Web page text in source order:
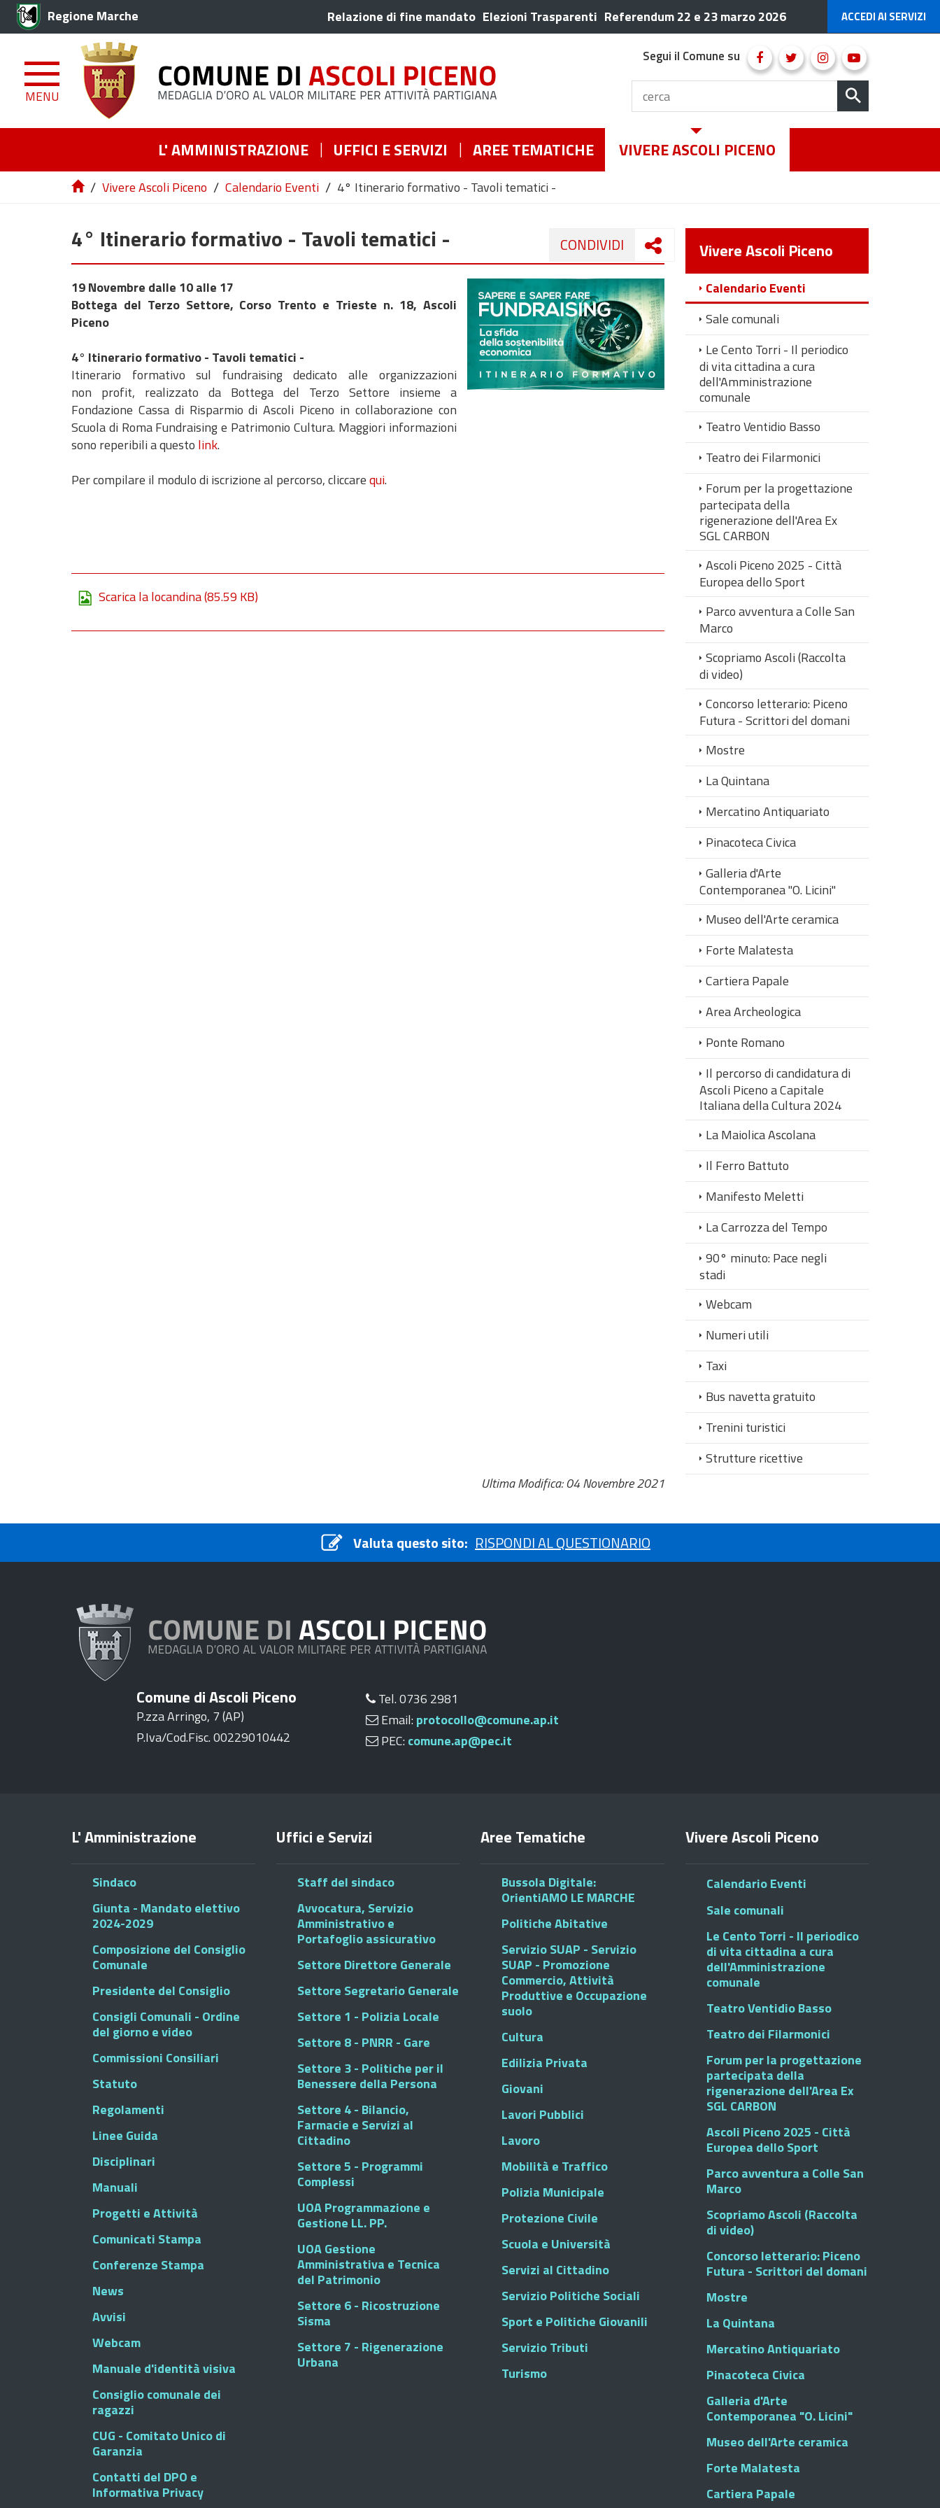
Regione Marche Relazione di fine mandato Elezioni Trasparenti Referendum 22 e 23 marzo 2026 ACCEDI AI SERVIZI
MENU
Segui il Comune su
L' AMMINISTRAZIONE UFFICI E SERVIZI AREE TEMATICHE VIVERE ASCOLI PICENO
/ Vivere Ascoli Piceno / Calendario Eventi / 4° Itinerario formativo - Tavoli tematici -
CONDIVIDI
4° Itinerario formativo - Tavoli tematici -
19 Novembre dalle 10 alle 17
Bottega del Terzo Settore, Corso Trento e Trieste n. 18, Ascoli
Piceno
4° Itinerario formativo - Tavoli tematici -
Itinerario formativo sul fundraising dedicato alle organizzazioni
non profit, realizzato da Bottega del Terzo Settore insieme a
Fondazione Cassa di Risparmio di Ascoli Piceno in collaborazione con
Scuola di Roma Fundraising e Patrimonio Cultura. Maggiori informazioni
sono reperibili a questo link.
Per compilare il modulo di iscrizione al percorso, cliccarequi.
Scarica la locandina(85.59 KB)
Vivere Ascoli Piceno
Calendario Eventi
Sale comunali
Le Cento Torri - Il periodico
di vita cittadina a cura
dell'Amministrazione
comunale
Teatro Ventidio Basso
Teatro dei Filarmonici
Forum per la progettazione
partecipata della
rigenerazione dell'Area Ex
SGL CARBON
Ascoli Piceno 2025 - Città
Europea dello Sport
Parco avventura a Colle San
Marco
Scopriamo Ascoli (Raccolta
di video)
Concorso letterario: Piceno
Futura - Scrittori del domani
Mostre
La Quintana
Mercatino Antiquariato
Pinacoteca Civica
Galleria d'Arte
Contemporanea "O. Licini"
Museo dell'Arte ceramica
Forte Malatesta
Cartiera Papale
Area Archeologica
Ponte Romano
Il percorso di candidatura di
Ascoli Piceno a Capitale
Italiana della Cultura 2024
La Maiolica Ascolana
Il Ferro Battuto
Manifesto Meletti
La Carrozza del Tempo
90° minuto: Pace negli
stadi
Webcam
Numeri utili
Taxi
Bus navetta gratuito
Trenini turistici
Strutture ricettive
Ultima Modifica: 04 Novembre 2021
Valuta questo sito: RISPONDI AL QUESTIONARIO
Comune di Ascoli Piceno
P.zza Arringo, 7 (AP)
P.Iva/Cod.Fisc. 00229010442
Tel. 0736 2981
Email: protocollo@comune.ap.it
PEC: comune.ap@pec.it
L' Amministrazione
Sindaco
Giunta - Mandato elettivo
2024-2029
Composizione del Consiglio
Comunale
Presidente del Consiglio
Consigli Comunali - Ordine
del giorno e video
Commissioni Consiliari
Statuto
Regolamenti
Linee Guida
Disciplinari
Manuali
Progetti e Attività
Comunicati Stampa
Conferenze Stampa
News
Avvisi
Webcam
Manuale d'identità visiva
Consiglio comunale dei
ragazzi
CUG - Comitato Unico di
Garanzia
Contatti del DPO e
Informativa Privacy
Uffici e Servizi
Staff del sindaco
Avvocatura, Servizio
Amministrativo e
Portafoglio assicurativo
Settore Direttore Generale
Settore Segretario Generale
Settore 1 - Polizia Locale
Settore 8 - PNRR - Gare
Settore 3 - Politiche per il
Benessere della Persona
Settore 4 - Bilancio,
Farmacie e Servizi al
Cittadino
Settore 5 - Programmi
Complessi
UOA Programmazione e
Gestione LL. PP.
UOA Gestione
Amministrativa e Tecnica
del Patrimonio
Settore 6 - Ricostruzione
Sisma
Settore 7 - Rigenerazione
Urbana
Aree Tematiche
Bussola Digitale:
OrientiAMO LE MARCHE
Politiche Abitative
Servizio SUAP - Servizio
SUAP - Promozione
Commercio, Attività
Produttive e Occupazione
suolo
Cultura
Edilizia Privata
Giovani
Lavori Pubblici
Lavoro
Mobilità e Traffico
Polizia Municipale
Protezione Civile
Scuola e Università
Servizi al Cittadino
Servizio Politiche Sociali
Sport e Politiche Giovanili
Servizio Tributi
Turismo
Vivere Ascoli Piceno
Calendario Eventi
Sale comunali
Le Cento Torri - Il periodico
di vita cittadina a cura
dell'Amministrazione
comunale
Teatro Ventidio Basso
Teatro dei Filarmonici
Forum per la progettazione
partecipata della
rigenerazione dell'Area Ex
SGL CARBON
Ascoli Piceno 2025 - Città
Europea dello Sport
Parco avventura a Colle San
Marco
Scopriamo Ascoli (Raccolta
di video)
Concorso letterario: Piceno
Futura - Scrittori del domani
Mostre
La Quintana
Mercatino Antiquariato
Pinacoteca Civica
Galleria d'Arte
Contemporanea "O. Licini"
Museo dell'Arte ceramica
Forte Malatesta
Cartiera Papale